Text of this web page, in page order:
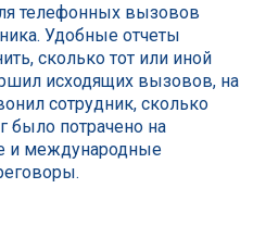
телефонных вызовов
Удобные отчеты
сколько тот или иной
исходящих вызовов, на
сотрудник, сколько
было потрачено на
и международные